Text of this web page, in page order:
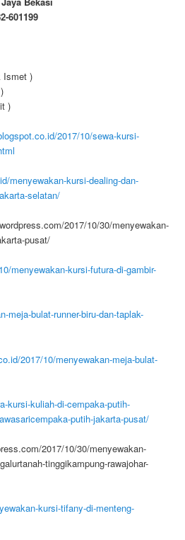
601199
Ismet )
)
2017/10/sewa-kursi-
menyewakan-kursi-dealing-dan-
selatan/
2017/10/30/menyewakan-
pusat/
menyewakan-kursi-futura-di-gambir-
meja-bulat-runner-biru-dan-taplak-
2017/10/menyewakan-meja-bulat-
kursi-kuliah-di-cempaka-putih-
putih-jakarta-pusat/
2017/10/30/menyewakan-
tinggikampung-rawajohar-
kursi-tifany-di-menteng-